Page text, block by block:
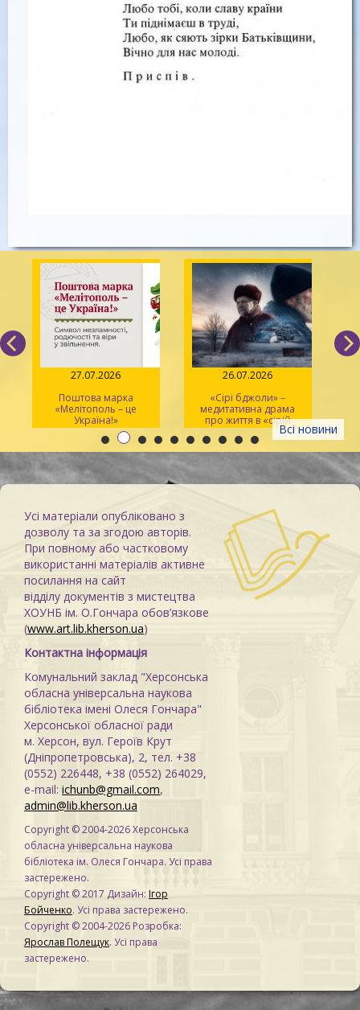
Всі новини
27.07.2026
Поштова марка
«Мелітополь – це
Україна!»
26.07.2026
«Сірі бджоли» –
медитативна драма
про життя в «сірій
зоні»
Усі матеріали опубліковано з
дозволу та за згодою авторів.
При повному або частковому
використанні матеріалів активне
посилання на сайт
відділу документів з мистецтва
ХОУНБ ім. О.Гончара обов’язкове
(www.art.lib.kherson.ua)
Контактна інформація
Комунальний заклад "Херсонська
обласна універсальна наукова
бібліотека імені Олеся Гончара"
Херсонської обласної ради
м. Херсон, вул. Героїв Крут
(Дніпропетровська), 2, тел. +38
(0552) 226448, +38 (0552) 264029,
e-mail: ichunb@gmail.com,
admin@lib.kherson.ua
Copyright © 2004-2026 Херсонська
обласна універсальна наукова
бібліотека ім. Олеся Гончара. Усі права
застережено.
Copyright © 2017 Дизайн: Ігор
Бойченко. Усі права застережено.
Copyright © 2004-2026 Розробка:
Ярослав Полещук. Усі права
застережено.